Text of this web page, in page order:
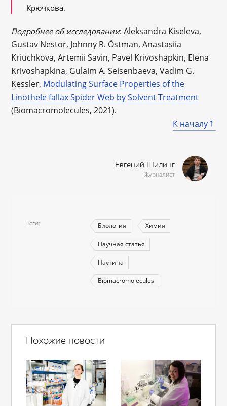
Крючкова.
Подробнее об исследовании: Aleksandra Kiseleva,
Gustav Nestor, Johnny R. Östman, Anastasiia
Kriuchkova, Artemii Savin, Pavel Krivoshapkin, Elena
Krivoshapkina, Gulaim A. Seisenbaeva, Vadim G.
Kessler, Modulating Surface Properties of the
Linothele fallax Spider Web by Solvent Treatment
(Biomacromolecules, 2021).
К началу
Евгений Шилинг
Журналист
Теги Биология Химия
Научная статья
Паутина
Biomacromolecules
Похожие новости